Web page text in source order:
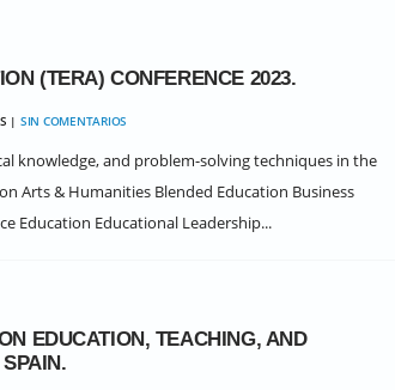
(TERA) CONFERENCE 2023.
| SIN COMENTARIOS
knowledge, and problem-solving techniques in the
Arts & Humanities Blended Education Business
Education Educational Leadership...
EDUCATION, TEACHING, AND